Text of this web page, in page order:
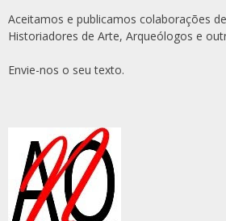
Aceitamos e publicamos colaborações
Historiadores de Arte, Arqueólogos e
Envie-nos o seu texto.